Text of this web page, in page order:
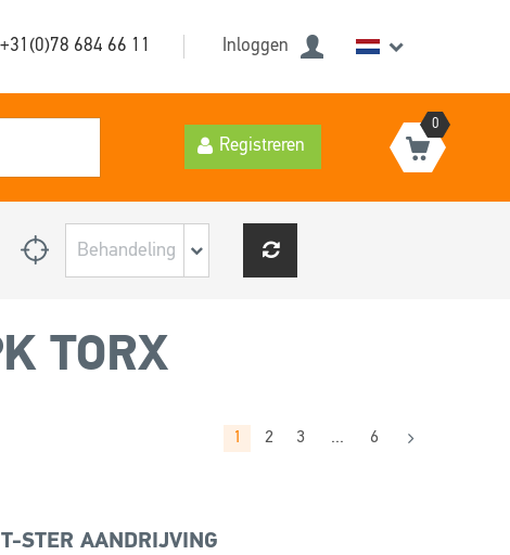
+31(0)78 684 66 11 Inloggen
Registreren
0
TORX
1 2 3 ... 6
STER AANDRIJVING